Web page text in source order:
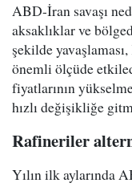
ABD-İran savaşı
aksaklıklar ve
şekilde
önemli ölçüde
fiyatlarının
hızlı değişikliğe
Rafineriler
Yılın ilk aylarında